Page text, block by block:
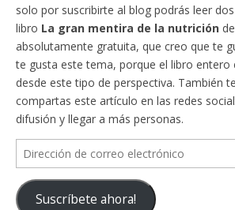
solo por suscribirte al blog podrás leer
libro La gran mentira de la nutrición
absolutamente gratuita, que creo que te
te gusta este tema, porque el libro entero
desde este tipo de perspectiva. También
compartas este artículo en las redes
difusión y llegar a más personas.
Dirección
de
correo
electrónico
Suscríbete ahora!